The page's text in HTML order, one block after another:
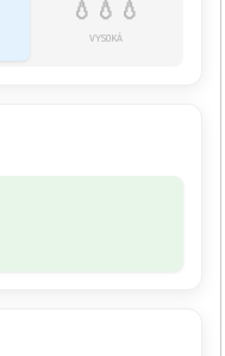
💧💧💧
VYSOKÁ